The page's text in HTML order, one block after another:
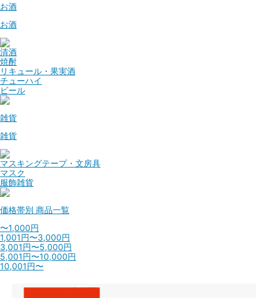
お酒
お酒
清酒
焼酎
リキュール・果実酒
チューハイ
ビール
雑貨
雑貨
マスキングテープ・文房具
マスク
服飾雑貨
価格帯別 商品一覧
〜1,000円
1,001円〜3,000円
3,001円〜5,000円
5,001円〜10,000円
10,001円〜